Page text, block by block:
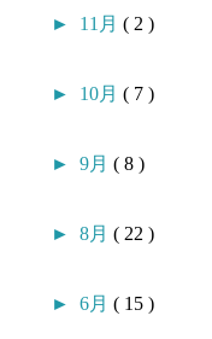
► 11月( 2 )
► 10月( 7 )
►9月( 8 )
►8月( 22 )
►6月( 15 )